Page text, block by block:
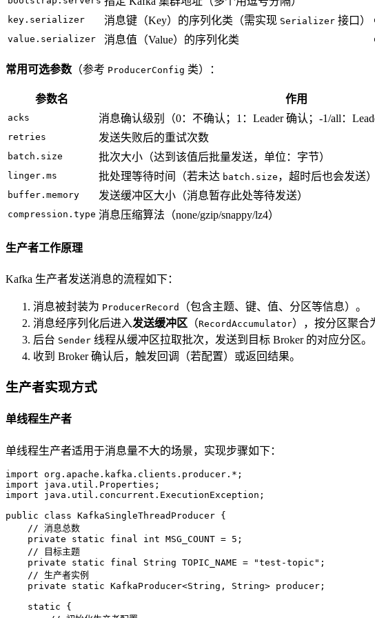
key.serializer
消息键（Key）的序列化类（需实现 Serializer 接口）
value.serializer
消息值（Value）的序列化类
常用可选参数 （参考 ProducerConfig 类）：
参数名 作用
acks 消息确认级别（0：不确认；1：Leader 确认；-1/all：
retries 发送失败后的重试次数
batch.size 批次大小（达到该值后批量发送，单位：字节）
linger.ms 批处理等待时间（若未达 batch.size ，超时后也会发送）
buffer.memory 发送缓冲区大小（消息暂存此处等待发送）
compression.type 消息压缩算法（none/gzip/snappy/lz4）
生产者工作原理
Kafka 生产者发送消息的流程如下：
消息被封装为 ProducerRecord
（包含主题、键、值、分区等信息）。
消息经序列化后进入发送缓冲区 （RecordAccumulator），按分区聚合
后台 Sender 线程从缓冲区拉取批次，发送到目标 Broker 的对应分区。
收到 Broker 确认后，触发回调（若配置）或返回结果。
生产者实现方式
单线程生产者
单线程生产者适用于消息量不大的场景，实现步骤如下：
import
import
import java.util.concurrent.ExecutionException;
public
class KafkaSingleThreadProducer {
// 消息总数
private
static final int MSG_COUNT = 5 ;
// 目标主题
private
static final String TOPIC_NAME = "test-topic" ;
// 生产者实例
private
static KafkaProducer<String, String> producer;
static {